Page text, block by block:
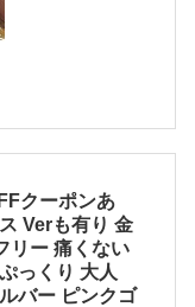
クーポンあ
Verも有り 金
リー 痛くない
っくり 大人
バー ピンクゴ